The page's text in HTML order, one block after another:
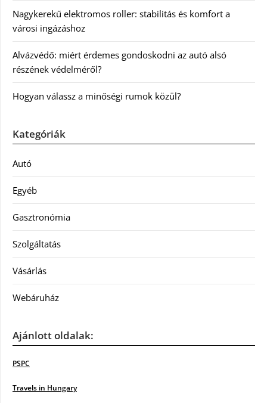
Nagykerekű elektromos roller: stabilitás és komfort a
városi ingázáshoz
Alvázvédő: miért érdemes gondoskodni az autó alsó
részének védelméről?
Hogyan válassz a minőségi rumok közül?
Kategóriák
Autó
Egyéb
Gasztronómia
Szolgáltatás
Vásárlás
Webáruház
Ajánlott oldalak:
PSPC
Travels in Hungary